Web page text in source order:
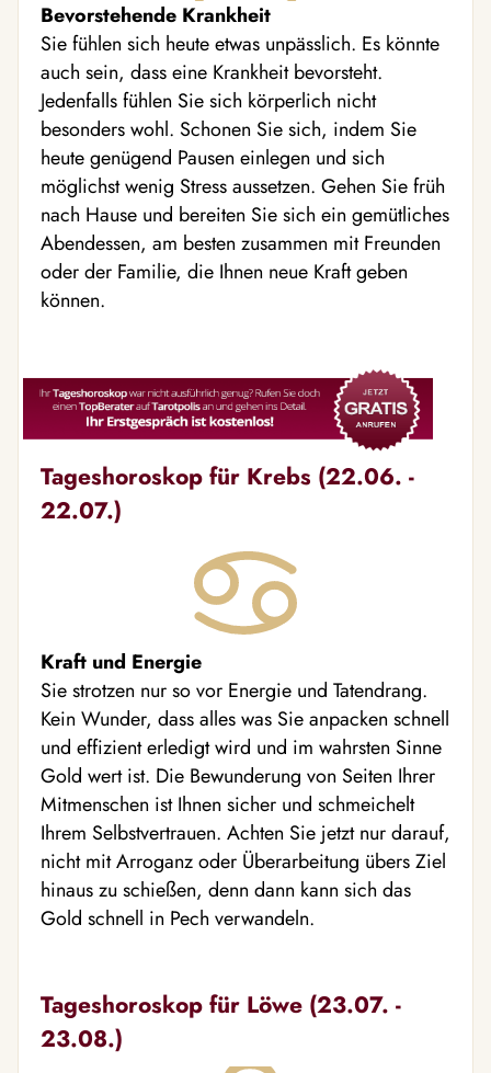
Bevorstehende Krankheit
Sie fühlen sich heute etwas unpässlich. Es könnte
auch sein, dass eine Krankheit bevorsteht.
Jedenfalls fühlen Sie sich körperlich nicht
besonders wohl. Schonen Sie sich, indem Sie
heute genügend Pausen einlegen und sich
möglichst wenig Stress aussetzen. Gehen Sie früh
nach Hause und bereiten Sie sich ein gemütliches
Abendessen, am besten zusammen mit Freunden
oder der Familie, die Ihnen neue Kraft geben
können.
Tageshoroskop für Krebs (22.06. -
22.07.)
Kraft und Energie
Sie strotzen nur so vor Energie und Tatendrang.
Kein Wunder, dass alles was Sie anpacken schnell
und effizient erledigt wird und im wahrsten Sinne
Gold wert ist. Die Bewunderung von Seiten Ihrer
Mitmenschen ist Ihnen sicher und schmeichelt
Ihrem Selbstvertrauen. Achten Sie jetzt nur darauf,
nicht mit Arroganz oder Überarbeitung übers Ziel
hinaus zu schießen, denn dann kann sich das
Gold schnell in Pech verwandeln.
Tageshoroskop für Löwe (23.07. -
23.08.)